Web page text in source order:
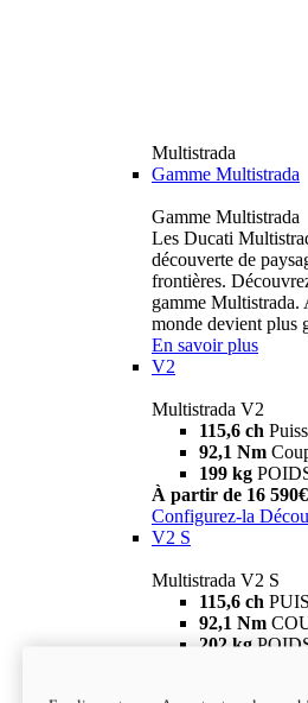
Multistrada
Gamme Multistrada
Gamme Multistrada
Les Ducati
découverte de
frontières.
gamme
monde devient plus
En savoir plus
V2
Multistrada V2
115,6 ch
92,1 Nm
199 kg
À partir de 16
Configurez-la
V2 S
Multistrada V2 S
115,6 ch
92,1 Nm
202 kg